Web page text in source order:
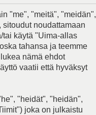
"me", "meitä", "meidän",
noudattamaan
tai käytä "Uima-allas
tahansa ja teemme
nämä ehdot
vaatii että hyväksyt
"heidät", "heidän",
joka on julkaistu